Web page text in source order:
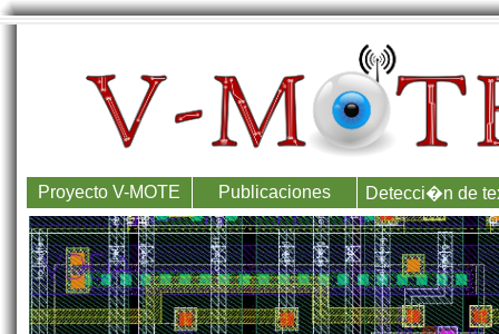
Proyecto V-MOTE Publicaciones Detecci�n de